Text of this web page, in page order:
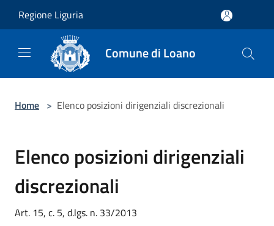
Regione Liguria
Comune di Loano
Home > Elenco posizioni dirigenziali discrezionali
Elenco posizioni dirigenziali
discrezionali
Art. 15, c. 5, d.lgs. n. 33/2013